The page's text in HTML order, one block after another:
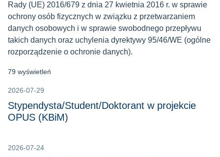
Rady (UE) 2016/679 z dnia 27 kwietnia 2016 r. w sprawie
ochrony osób fizycznych w związku z przetwarzaniem
danych osobowych i w sprawie swobodnego przepływu
takich danych oraz uchylenia dyrektywy 95/46/WE (ogólne
rozporządzenie o ochronie danych).
79 wyświetleń
2026-07-29
Stypendysta/Student/Doktorant w projekcie
OPUS (KBiM)
2026-07-24